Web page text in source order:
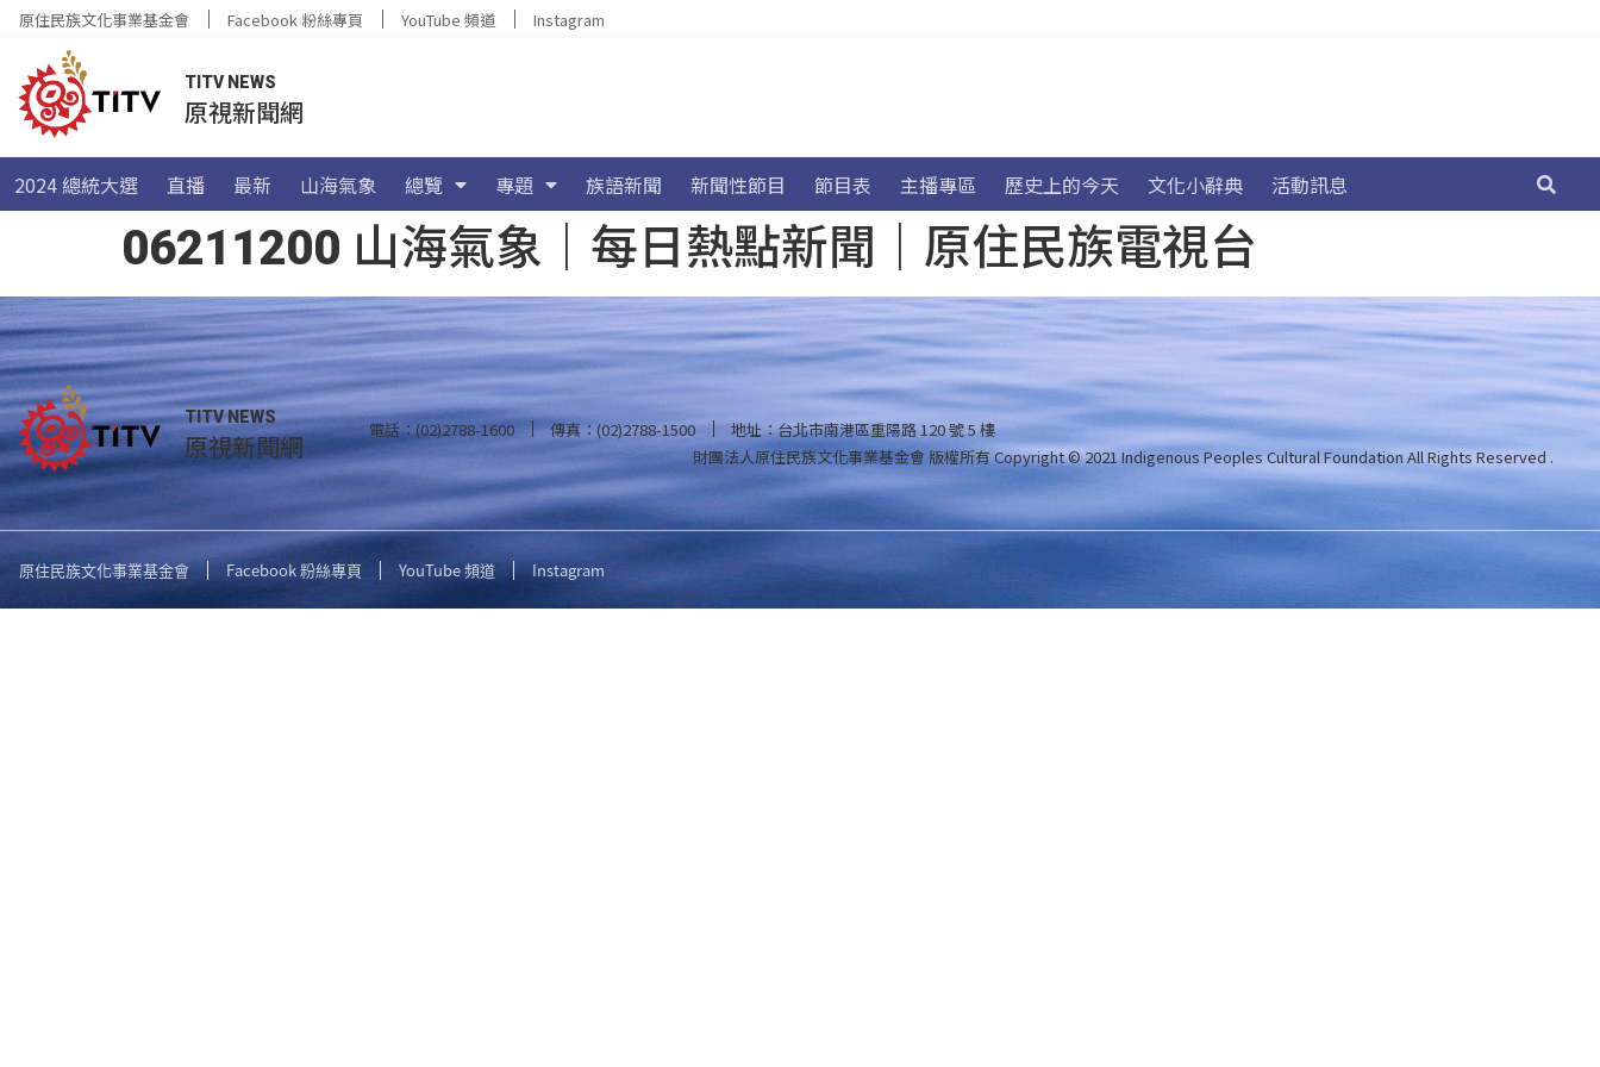
原住民族文化事業基金會 Facebook 粉絲專頁 YouTube 頻道 Instagram
TITV NEWS
原視新聞網
2024 總統大選 直播 最新 山海氣象 總覽 專題 族語新聞 新聞性節目 節目表 主播專區 歷史上的今天 文化小辭典 活動訊息
06211200 山海氣象｜每日熱點新聞｜原住民族電視台
TITV NEWS
原視新聞網 電話：(02)2788-1600 傳真：(02)2788-1500
地址：台北市南港區重陽路 120 號 5 樓
財團法人原住民族文化事業基金會 版權所有Copyright © 2021 Indigenous Peoples Cultural Foundation All Rights Reserved .
原住民族文化事業基金會 Facebook 粉絲專頁 YouTube 頻道 Instagram